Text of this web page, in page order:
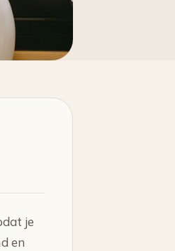
je
en